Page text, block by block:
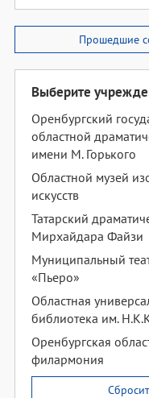
Прошедшие
Выберите
Оренбургский
областной
имени М. Горького
Областной музей
искусств
Татарский
Мирхайдара Файзи
Муниципальный
«Пьеро»
Областная
библиотека им.
Оренбургская
филармония